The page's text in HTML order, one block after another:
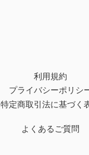
利用規約
プライバシーポリシ
特定商取引法に基づく
よくあるご質問